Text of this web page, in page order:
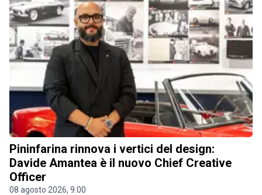
Pininfarina rinnova i vertici del design:
Davide Amantea è il nuovo Chief Creative
Officer
08 agosto 2026, 9.00